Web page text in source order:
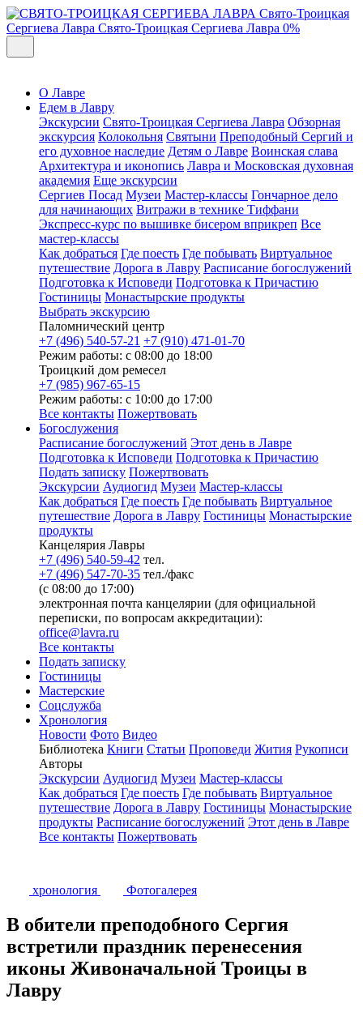
Свято-Троицкая
Сергиева Лавра Свято-Троицкая Сергиева Лавра 0%
О Лавре
Едем в Лавру
Экскурсии Свято-Троицкая Сергиева Лавра Обзорная
экскурсия Колокольня Святыни Преподобный Сергий и
его духовное наследие Детям о Лавре Воинская слава
Архитектура и иконопись Лавра и Московская духовная
академия Еще экскурсии
Сергиев Посад Музеи Мастер-классы Гончарное дело
для начинающих Витражи в технике Тиффани
Экспресс-курс по вышивке бисером вприкреп Все
мастер-классы
Как добраться Где поесть Где побывать Виртуальное
путешествие Дорога в Лавру Расписание богослужений
Подготовка к Исповеди Подготовка к Причастию
Гостиницы Монастырские продукты
Выбрать экскурсию
Паломнический центр
+7 (496) 540-57-21 +7 (910) 471-01-70
Режим работы: с 08:00 до 18:00
Троицкий дом ремесел
+7 (985) 967-65-15
Режим работы: с 10:00 до 17:00
Все контакты Пожертвовать
Богослужения
Расписание богослужений Этот день в Лавре
Подготовка к Исповеди Подготовка к Причастию
Подать записку Пожертвовать
Экскурсии Аудиогид Музеи Мастер-классы
Как добраться Где поесть Где побывать Виртуальное
путешествие Дорога в Лавру Гостиницы Монастырские
продукты
Канцелярия Лавры
+7 (496) 540-59-42 тел.
+7 (496) 547-70-35 тел./факс
(с 08:00 до 17:00)
электронная почта канцелярии (для официальной
переписки, по вопросам аккредитации):
office@lavra.ru
Все контакты
Подать записку
Гостиницы
Мастерские
Соцслужба
Хронология
Новости Фото Видео
Библиотека Книги Статьи Проповеди Жития Рукописи
Авторы
Экскурсии Аудиогид Музеи Мастер-классы
Как добраться Где поесть Где побывать Виртуальное
путешествие Дорога в Лавру Гостиницы Монастырские
продукты Расписание богослужений Этот день в Лавре
Все контакты Пожертвовать
хронология Фотогалерея
В обители преподобного Сергия
встретили праздник перенесения
иконы Живоначальной Троицы в
Лавру